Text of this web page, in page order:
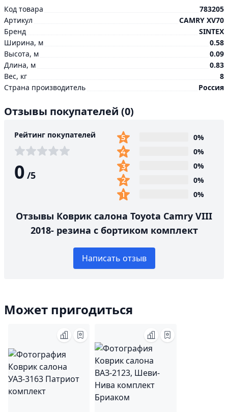
Код товара
783205
Артикул
CAMRY XV70
Бренд
SINTEX
Ширина, м
0.58
Высота, м
0.09
Длина, м
0.83
Вес, кг
8
Страна производитель
Россия
Отзывы покупателей (0)
Рейтинг покупателей
0 /5
0%
0%
0%
0%
0%
Отзывы Коврик салона Toyota Camry VIII
2018- резина с бортиком комплект
Написать отзыв
Может пригодиться